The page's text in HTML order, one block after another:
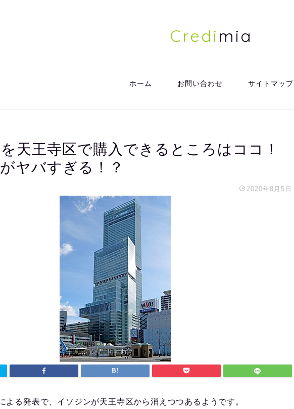
Credimia
ホーム お問い合わせ サイトマップ
天王寺区で購入できるところはココ！
ヤバすぎる！？
2020年8月5日
よる発表で、イソジンが天王寺区から消えつつあるようです。